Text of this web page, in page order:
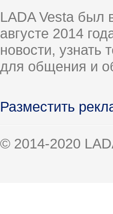
LADA Vesta был
августе 2014
новости, узнать
для общения и
Разместить
© 2014-2020